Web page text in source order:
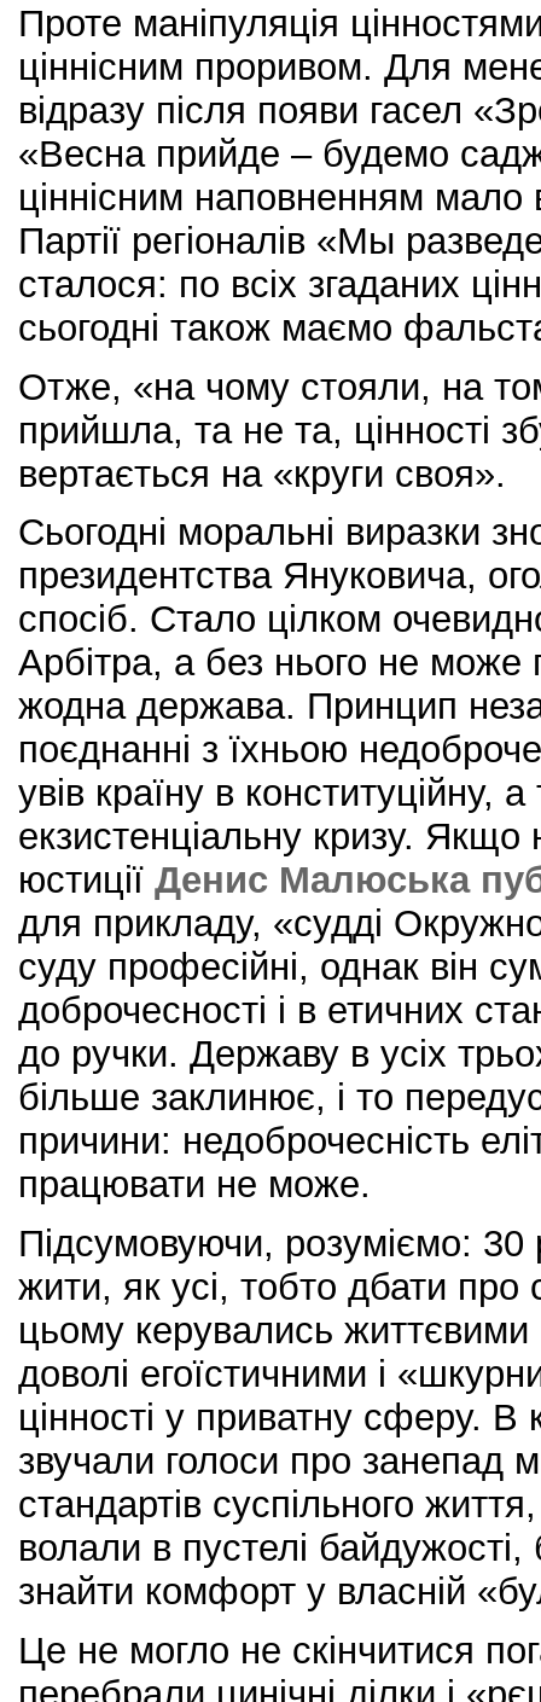
Проте маніпуляція
ціннісним проривом. Для
відразу після появи гасел
«Весна прийде – будемо
ціннісним наповненням мало
Партії регіоналів «Мы
сталося: по всіх згаданих
сьогодні також маємо
Отже, «на чому стояли, на
прийшла, та не та, цінності
вертається на «круги своя».
Сьогодні моральні виразки
президентства Януковича,
спосіб. Стало цілком
Арбітра, а без нього не може
жодна держава. Принцип
поєднанні з їхньою
увів країну в конституційну,
екзистенціальну кризу. Якщо
юстиції Денис Малюська
для прикладу, «судді
суду професійні, однак він
доброчесності і в етичних
до ручки. Державу в усіх
більше заклинює, і то
причини: недоброчесність
працювати не може.
Підсумовуючи, розуміємо: 30
жити, як усі, тобто дбати про
цьому керувались життєвими
доволі егоїстичними і
цінності у приватну сферу. В
звучали голоси про занепад
стандартів суспільного
волали в пустелі
знайти комфорт у власній
Це не могло не скінчитися